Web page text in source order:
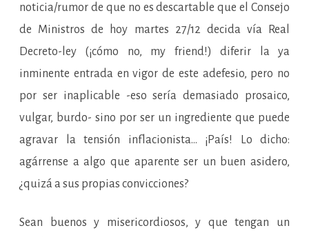
noticia/rumor de que no es descartable que el Consejo
de Ministros de hoy martes 27/12 decida vía Real
Decreto-ley (¡cómo no, my friend!) diferir la ya
inminente entrada en vigor de este adefesio, pero no
por ser inaplicable -eso sería demasiado prosaico,
vulgar, burdo- sino por ser un ingrediente que puede
agravar la tensión inflacionista… ¡País! Lo dicho:
agárrense a algo que aparente ser un buen asidero,
¿quizá a sus propias convicciones?
Sean buenos y misericordiosos, y que tengan un